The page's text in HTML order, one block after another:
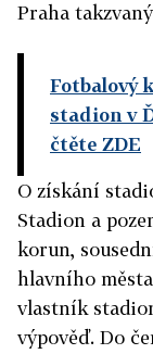
Praha
Fotbalový
stadion v
čtěte ZDE
O získání
Stadion a
korun,
hlavního
vlastník
výpověď. Do